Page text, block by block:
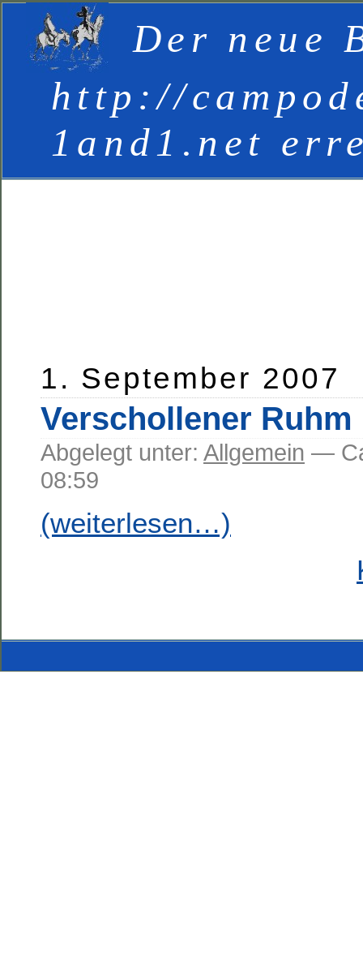
Der neue
http://
1and1.net
1. September 2007
Verschollener Ruhm
Abgelegt unter: Allgemein —
08:59
(weiterlesen…)